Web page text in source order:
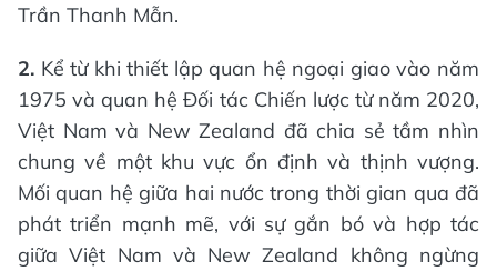
Trần Thanh Mẫn.
2. Kể từ khi thiết lập quan hệ ngoại giao vào năm
1975 và quan hệ Đối tác Chiến lược từ năm 2020,
Việt Nam và New Zealand đã chia sẻ tầm nhìn
chung về một khu vực ổn định và thịnh vượng.
Mối quan hệ giữa hai nước trong thời gian qua đã
phát triển mạnh mẽ, với sự gắn bó và hợp tác
giữa Việt Nam và New Zealand không ngừng